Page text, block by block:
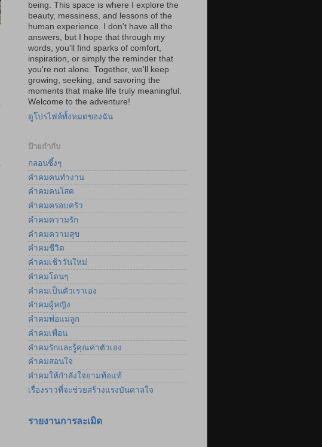
being. This space is where I explore the
beauty, messiness, and lessons of the
human experience. I don't have all the
answers, but I hope that through my
words, you'll find sparks of comfort,
inspiration, or simply the reminder that
you're not alone. Together, we'll keep
growing, seeking, and savoring the
moments that make life truly meaningful.
Welcome to the adventure!
ดูโปรไฟล์ทั้งหมดของฉัน
ป้ายกำกับ
กลอนซึ้งๆ
คำคมคนทำงาน
คำคมคนโสด
คำคมครอบครัว
คำคมความรัก
คำคมความสุข
คำคมชีวิต
คำคมเช้าวันใหม่
คำคมโดนๆ
คำคมเป็นตัวเราเอง
คำคมผู้หญิง
คำคมพ่อแม่ลูก
คำคมเพื่อน
คำคมรักและรู้คุณค่าตัวเอง
คำคมสอนใจ
คำคมให้กำลังใจยามท้อแท้
เรื่องราวที่จะช่วยสร้างแรงบันดาลใจ
รายงานการละเมิด